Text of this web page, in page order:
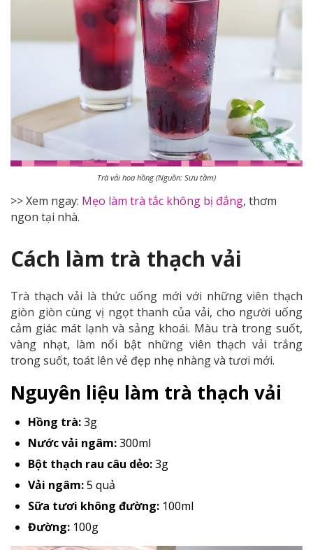
Trà vải hoa hồng (Nguồn: Sưu tầm)
>> Xem ngay: Mẹo làm trà tắc không bị đắng, thơm
ngon tại nhà.
Cách làm trà thạch vải
Trà thạch vải là thức uống mới với những viên thạch
giòn giòn cùng vị ngọt thanh của vải, cho người uống
cảm giác mát lạnh và sảng khoái. Màu trà trong suốt,
vàng nhạt, làm nổi bật những viên thạch vải trắng
trong suốt, toát lên vẻ đẹp nhẹ nhàng và tươi mới.
Nguyên liệu làm trà thạch vải
Hồng trà:3g
Nước vải ngâm:300ml
Bột thạch rau câu dẻo:3g
Vải ngâm:5 quả
Sữa tươi không đường: 100ml
Đường: 100g